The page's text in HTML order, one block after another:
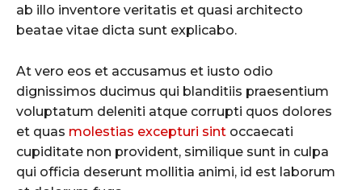
ab illo inventore veritatis et quasi architecto
beatae vitae dicta sunt explicabo.
At vero eos et accusamus et iusto odio
dignissimos ducimus qui blanditiis praesentium
voluptatum deleniti atque corrupti quos dolores
et quas molestias excepturi sint occaecati
cupiditate non provident, similique sunt in culpa
qui officia deserunt mollitia animi, id est laborum